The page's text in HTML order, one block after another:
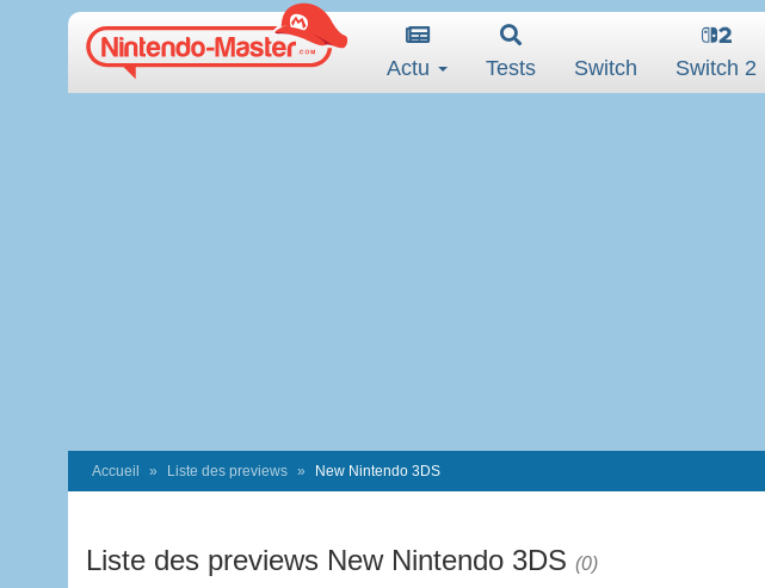
Actu Tests Switch Switch 2
Accueil Liste des previews New Nintendo 3DS
Liste des previews New Nintendo 3DS (0)